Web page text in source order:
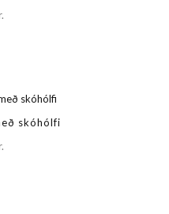
skóhólfi